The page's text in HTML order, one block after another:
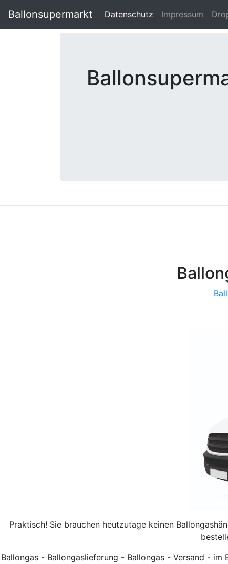
Ballonsupermarkt Datenschutz (current)
Impressum
Praktisch! Sie brauchen heutzutage keinen
Ballongas - Ballongaslieferung - Ballongas - Versand -